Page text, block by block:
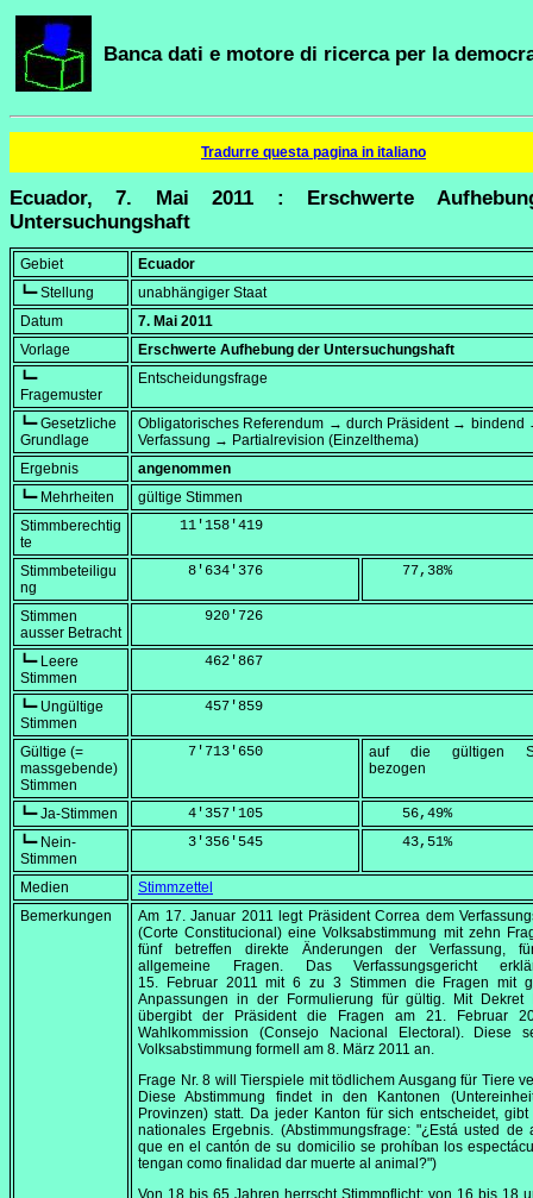
Banca dati e motore di ricerca per la
Tradurre questa pagina in italiano
Ecuador, 7. Mai 2011 : Erschwerte
Untersuchungshaft
Gebiet
Ecuador
┗━ Stellung
unabhängiger Staat
Datum
7. Mai 2011
Vorlage
Erschwerte Aufhebung der Untersuchungshaft
┗━
Fragemuster
Entscheidungsfrage
┗━ Gesetzliche
Grundlage
Obligatorisches Referendum → durch Präsident → bindend
Verfassung → Partialrevision (Einzelthema)
Ergebnis
angenommen
┗━ Mehrheiten
gültige Stimmen
Stimmberechtig
te
     11'158'419
Stimmbeteiligu
ng
      8'634'376
    77,38
%
Stimmen
ausser Betracht
        920'726
┗━ Leere
Stimmen
        462'867
┗━ Ungültige
Stimmen
        457'859
Gültige (=
massgebende)
Stimmen
      7'713'650
auf die gültigen
bezogen
┗━ Ja-Stimmen
      4'357'105
    56,49
%
┗━ Nein-
Stimmen
      3'356'545
    43,51
%
Medien
Stimmzettel
Bemerkungen
Am 17. Januar 2011 legt Präsident Correa dem
(Corte Constitucional) eine Volksabstimmung mit zehn
fünf betreffen direkte Änderungen der Verfassung,
allgemeine Fragen. Das Verfassungsgericht
15. Februar 2011 mit 6 zu 3 Stimmen die Fragen mit
Anpassungen in der Formulierung für gültig. Mit Dekret
übergibt der Präsident die Fragen am 21. Februar
Wahlkommission (Consejo Nacional Electoral). Diese
Volksabstimmung formell am 8. März 2011 an.
Frage Nr. 8 will Tierspiele mit tödlichem Ausgang für Tiere
Diese Abstimmung findet in den Kantonen
Provinzen) statt. Da jeder Kanton für sich entscheidet,
nationales Ergebnis. (Abstimmungsfrage: "¿Está usted de
que en el cantón de su domicilio se prohíban los
tengan como finalidad dar muerte al animal?")
Von 18 bis 65 Jahren herrscht Stimmpflicht; von 16 bis 18